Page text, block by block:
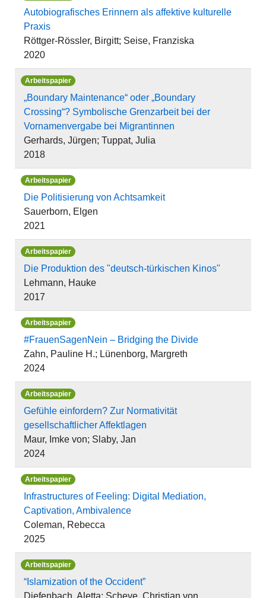
Autobiografisches Erinnern als affektive kulturelle
Praxis
Röttger-Rössler, Birgitt; Seise, Franziska
2020
Arbeitspapier
„Boundary Maintenance“ oder „Boundary
Crossing“? Symbolische Grenzarbeit bei der
Vornamenvergabe bei Migrantinnen
Gerhards, Jürgen; Tuppat, Julia
2018
Arbeitspapier
Die Politisierung von Achtsamkeit
Sauerborn, Elgen
2021
Arbeitspapier
Die Produktion des "deutsch-türkischen Kinos"
Lehmann, Hauke
2017
Arbeitspapier
#FrauenSagenNein – Bridging the Divide
Zahn, Pauline H.; Lünenborg, Margreth
2024
Arbeitspapier
Gefühle einfordern? Zur Normativität
gesellschaftlicher Affektlagen
Maur, Imke von; Slaby, Jan
2024
Arbeitspapier
Infrastructures of Feeling: Digital Mediation,
Captivation, Ambivalence
Coleman, Rebecca
2025
Arbeitspapier
“Islamization of the Occident”
Diefenbach, Aletta; Scheve, Christian von